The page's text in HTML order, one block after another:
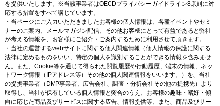
を提供いたします。※当該事業者はOECDプライバシーガイドライン8原則に対
応する措置をすべて講じています。
・当ページにご入力いただきましたお客様の個人情報は、各種イベントやセミ
ナーのご案内、メールマガジン配信、その他お客様にとって有益であると弊社
が考える情報を、お客様にご紹介・ご案内するために利用させて頂きます。
・当社の運営するwebサイトに関する個人関連情報（個人情報の保護に関する
法律に定めるものをいい、特定の個人を識別することができる情報を含みませ
ん。また、Cookie等を通じて得られた閲覧履歴や行動履歴、端末の情報、ネッ
トワーク情報（IPアドレス等）その他の個人関連情報をいいます。）を、当社
の提携事業者（DMP事業者、広告会社、調査・分折会社その他の提携先）より
取得し、当社が保有している個人情報と突合のうえ、お客様の趣味・嗜好・傾
向に応じた商品及びサービスに関する広告、情報提供等、また、商品及びサー